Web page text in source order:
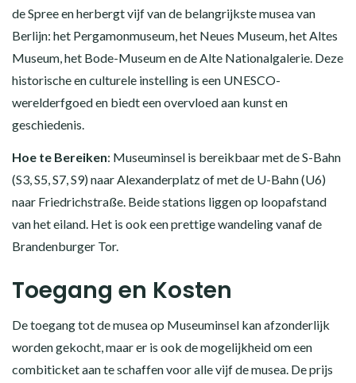
de Spree en herbergt vijf van de belangrijkste musea van
Berlijn: het Pergamonmuseum, het Neues Museum, het Altes
Museum, het Bode-Museum en de Alte Nationalgalerie. Deze
historische en culturele instelling is een UNESCO-
werelderfgoed en biedt een overvloed aan kunst en
geschiedenis.
Hoe te Bereiken: Museuminsel is bereikbaar met de S-Bahn
(S3, S5, S7, S9) naar Alexanderplatz of met de U-Bahn (U6)
naar Friedrichstraße. Beide stations liggen op loopafstand
van het eiland. Het is ook een prettige wandeling vanaf de
Brandenburger Tor.
Toegang en Kosten
De toegang tot de musea op Museuminsel kan afzonderlijk
worden gekocht, maar er is ook de mogelijkheid om een
combiticket aan te schaffen voor alle vijf de musea. De prijs